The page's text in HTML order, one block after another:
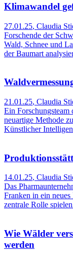
Klimawandel
27.01.25, Claudia
Forschende der
Wald, Schnee und
der Baumart
21.01.25, Claudia
Ein
neuartige Methode
Künstlicher
14.01.25, Claudia
Das
Franken in ein
zentrale Rolle
Wie Wälder
werden